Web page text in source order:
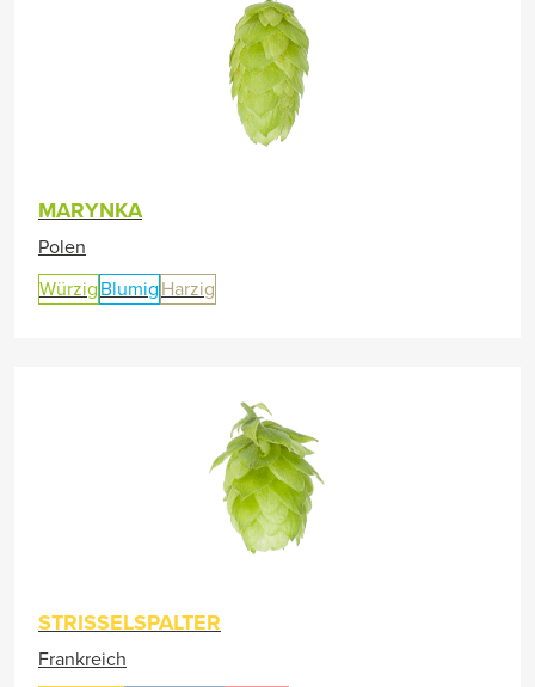
MARYNKA
Polen
Würzig Blumig Harzig
STRISSELSPALTER
Frankreich